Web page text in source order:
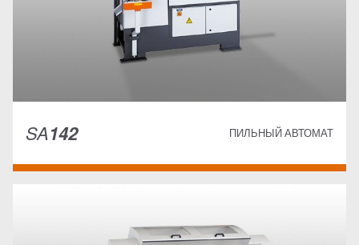
SA142 ПИЛЬНЫЙ АВТОМАТ